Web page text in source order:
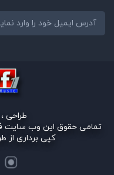
طراحی
تمامی حقوق این وب سایت
کپی برداری از